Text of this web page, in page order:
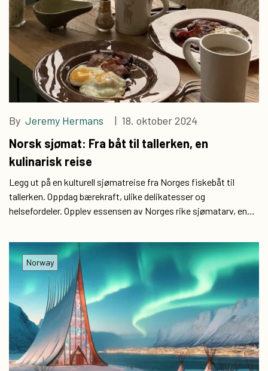
By Jeremy Hermans | 18. oktober 2024
Norsk sjømat: Fra båt til tallerken, en
kulinarisk reise
Legg ut på en kulturell sjømatreise fra Norges fiskebåt til
tallerken. Oppdag bærekraft, ulike delikatesser og
helsefordeler. Opplev essensen av Norges rike sjømatarv, en
Norway